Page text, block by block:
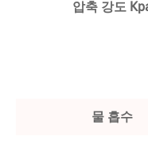
압축 강도
물 흡수